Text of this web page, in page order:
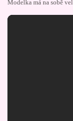
Modelka má na sobě